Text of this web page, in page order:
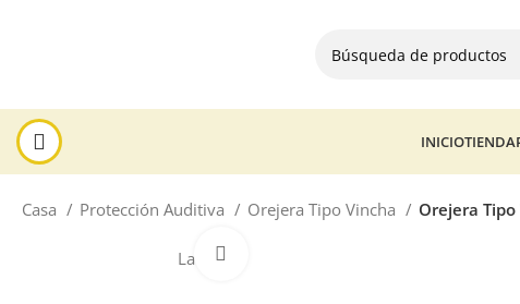
INICIOTIENDA
Casa Protección Auditiva Orejera Tipo Vincha Orejera Tipo
La venta!